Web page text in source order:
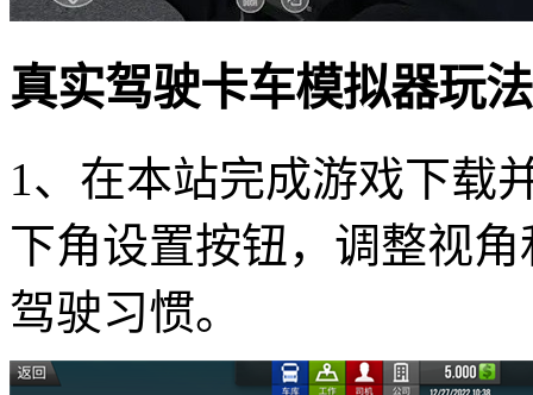
真实驾驶卡车模拟器玩
1、在本站完成游戏下载
下角设置按钮，调整视
驾驶习惯。